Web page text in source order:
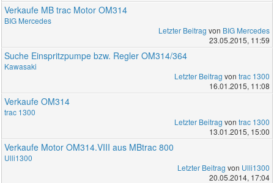
Verkaufe MB trac Motor OM314
BIG Mercedes
Letzter Beitrag von BIG Mercedes
23.05.2015, 11:59
Suche Einspritzpumpe bzw. Regler OM314/364
Kawasaki
Letzter Beitrag von trac 1300
16.01.2015, 11:08
Verkaufe OM314
trac 1300
Letzter Beitrag von trac 1300
13.01.2015, 15:00
Verkaufe Motor OM314.VIII aus MBtrac 800
Ulli1300
Letzter Beitrag von Ulli1300
20.05.2014, 17:04